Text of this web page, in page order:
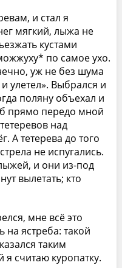
и стал я
мягкий, лыжа не
кустами
по самое ухо.
уж не без шума
улетел». Выбрался и
поляну объехал и
прямо передо мной
над
А тетерева до того
не испугались.
и они из-под
вылетать; кто
мне всё это
на ястреба: такой
таким
считаю куропатку.